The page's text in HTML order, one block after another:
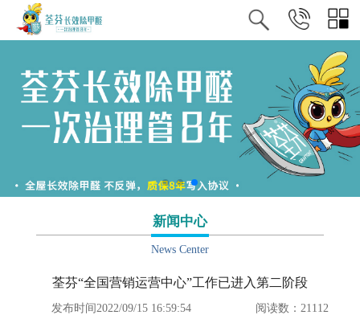
新闻中心
News Center
荃芬“全国营销运营中心”工作已进入第二阶段
发布时间2022/09/15 16:59:54 阅读数：21112